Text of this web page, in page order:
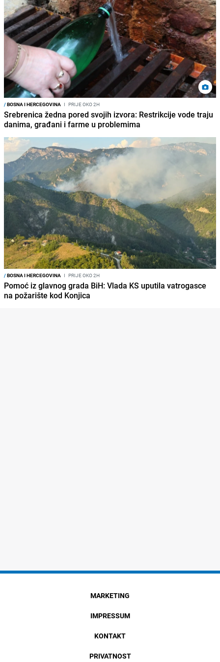
/BOSNA I HERCEGOVINA I PRIJE OKO 2H
Srebrenica žedna pored svojih izvora: Restrikcije vode traju
danima, građani i farme u problemima
/BOSNA I HERCEGOVINA I PRIJE OKO 2H
Pomoć iz glavnog grada BiH: Vlada KS uputila vatrogasce
na požarište kod Konjica
MARKETING
IMPRESSUM
KONTAKT
PRIVATNOST